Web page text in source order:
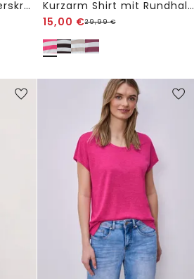
Basic Blazer mit Reverskragen
Kurzarm Shirt mit Rundhals und Print
15,00 €29,99€